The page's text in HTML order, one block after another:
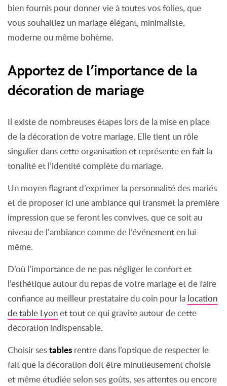
bien fournis pour donner vie à toutes vos folies, que
vous souhaitiez un mariage élégant, minimaliste,
moderne ou même bohème.
Apportez de l’importance de la
décoration de mariage
Il existe de nombreuses étapes lors de la mise en place
de la décoration de votre mariage. Elle tient un rôle
singulier dans cette organisation et représente en fait la
tonalité et l’identité complète du mariage.
Un moyen flagrant d’exprimer la personnalité des mariés
et de proposer ici une ambiance qui transmet la première
impression que se feront les convives, que ce soit au
niveau de l’ambiance comme de l’événement en lui-
même.
D’où l’importance de ne pas négliger le confort et
l’esthétique autour du repas de votre mariage et de faire
confiance au meilleur prestataire du coin pour la location
de table Lyonet tout ce qui gravite autour de cette
décoration indispensable.
Choisir sestables rentre dans l’optique de respecter le
fait que la décoration doit être minutieusement choisie
et même étudiée selon ses goûts, ses attentes ou encore